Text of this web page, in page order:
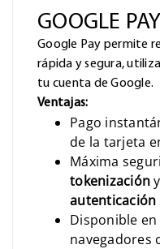
GOOGLE PAY
Google Pay permite
rápida y segura,
tu cuenta de Google.
Ventajas:
Pago
de la tarjeta
Máxima
tokenización
autenticación
Disponible
navegadores